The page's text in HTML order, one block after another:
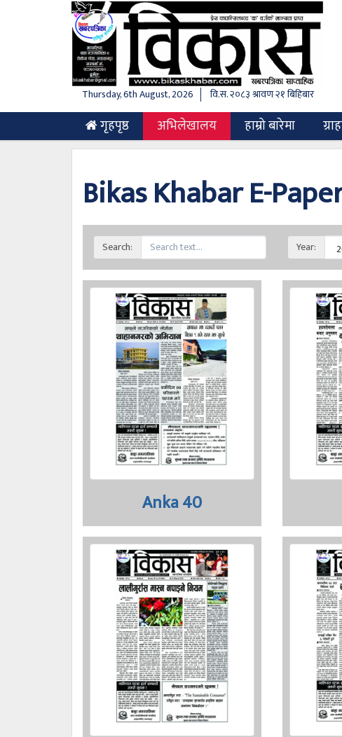
Thursday, 6th August, 2026 वि.स.२०८३ श्रावण २१ बिहिबार
गृहपृष्ठ(current)अभिलेखालय हाम्रो बारेमा
Bikas Khabar E-
Search: Year:
Anka 40